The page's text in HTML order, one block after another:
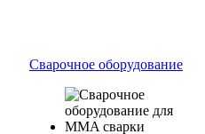
Сварочное оборудование